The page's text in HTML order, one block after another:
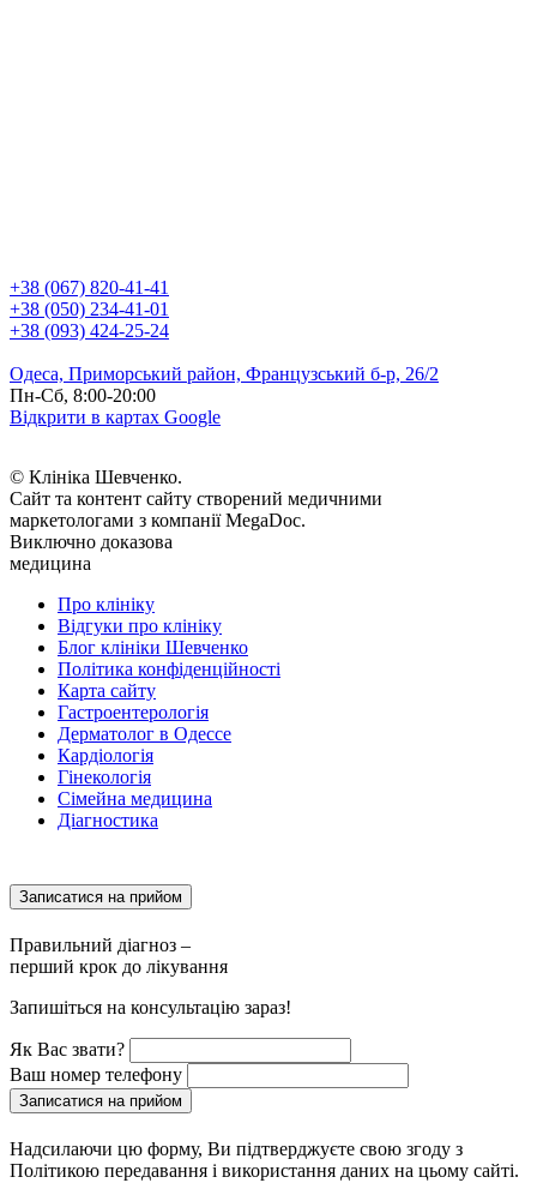
+38 (067) 820-41-41
+38 (050) 234-41-01
+38 (093) 424-25-24
Одеса, Приморський район, Французський б-р, 26/2
Пн-Сб, 8:00-20:00
Відкрити в картах Google
© Клініка Шевченко.
Сайт та контент сайту створений медичними
маркетологами з компанії MegaDoc.
Виключно доказова
медицина
Про клініку
Відгуки про клініку
Блог клініки Шевченко
Політика конфіденційності
Карта сайту
Гастроентерологія
Дерматолог в Одессе
Кардіологія
Гінекологія
Сімейна медицина
Діагностика
Записатися на прийом
Правильний діагноз –
перший крок до лікування
Запишіться на консультацію зараз!
Як Вас звати?
Ваш номер телефону
Записатися на прийом
Надсилаючи цю форму, Ви підтверджуєте свою згоду з
Політикою передавання і використання даних на цьому сайті.